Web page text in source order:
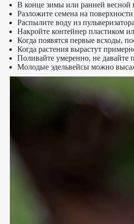
В конце зимы или ранней весной
Разложите семена на
Распылите воду из
Накройте контейнер пластиком
Когда появятся первые всходы,
Когда растения вырастут
Поливайте умеренно, не давайте
Молодые эдельвейсы можно